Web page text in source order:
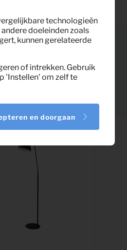
technologieën
doeleinden zoals
kunnen gerelateerde
of intrekken. Gebruik
'Instellen' om zelf te
en doorgaan